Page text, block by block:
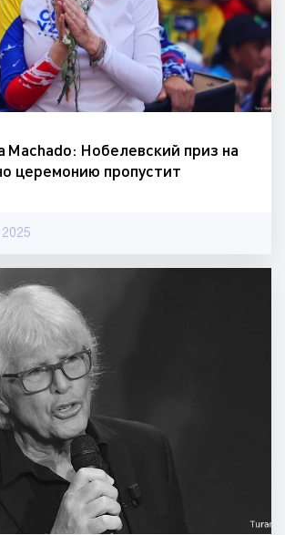
Machado: Нобелевский приз на
церемонию пропустит